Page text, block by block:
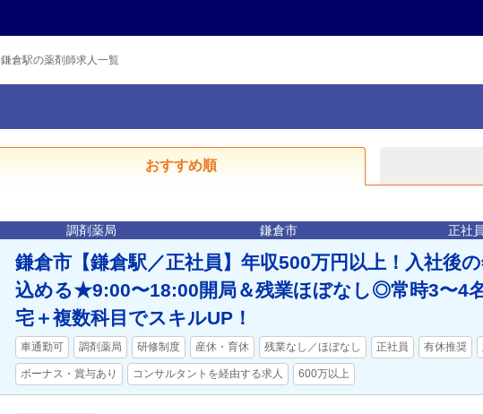
鎌倉駅の薬剤師求人一覧
おすすめ順
調剤薬局 鎌倉市 正社員
鎌倉市【鎌倉駅／正社員】年収500万円以上！入社後
込める★9:00〜18:00開局＆残業ほぼなし◎常時3〜4
宅＋複数科目でスキルUP！
車通勤可 調剤薬局 研修制度 産休・育休 残業なし／ほぼなし 正社員 有休推奨
ボーナス・賞与あり コンサルタントを経由する求人 600万以上